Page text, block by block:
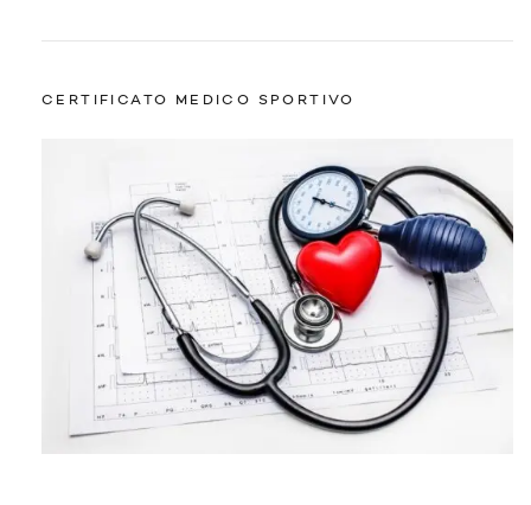
CERTIFICATO MEDICO SPORTIVO